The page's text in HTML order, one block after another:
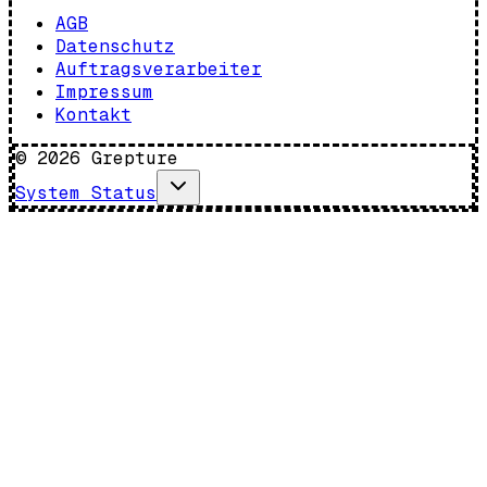
AGB
Datenschutz
Auftragsverarbeiter
Impressum
Kontakt
© 2026 Grepture
System Status